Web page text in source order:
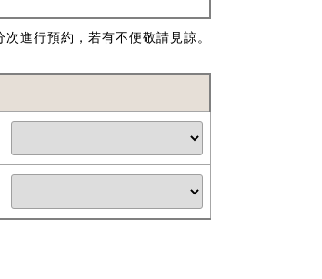
進行預約，若有不便敬請見諒。